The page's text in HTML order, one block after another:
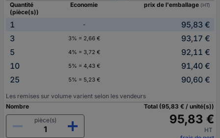
Quantité
(pièce(s))
Economie prix de l'emballage (HT)
1 -
95,83 €
3
3% = 2,66 €
93,17 €
5
4% = 3,72 €
92,11 €
10
5% = 4,43 €
91,40 €
25
5% = 5,23 € 90,60 €
Les remises sur volume varient selon les vendeurs
Nombre
pièce(s)
Total (95,83 € / unité(s))
95,83 €
HT